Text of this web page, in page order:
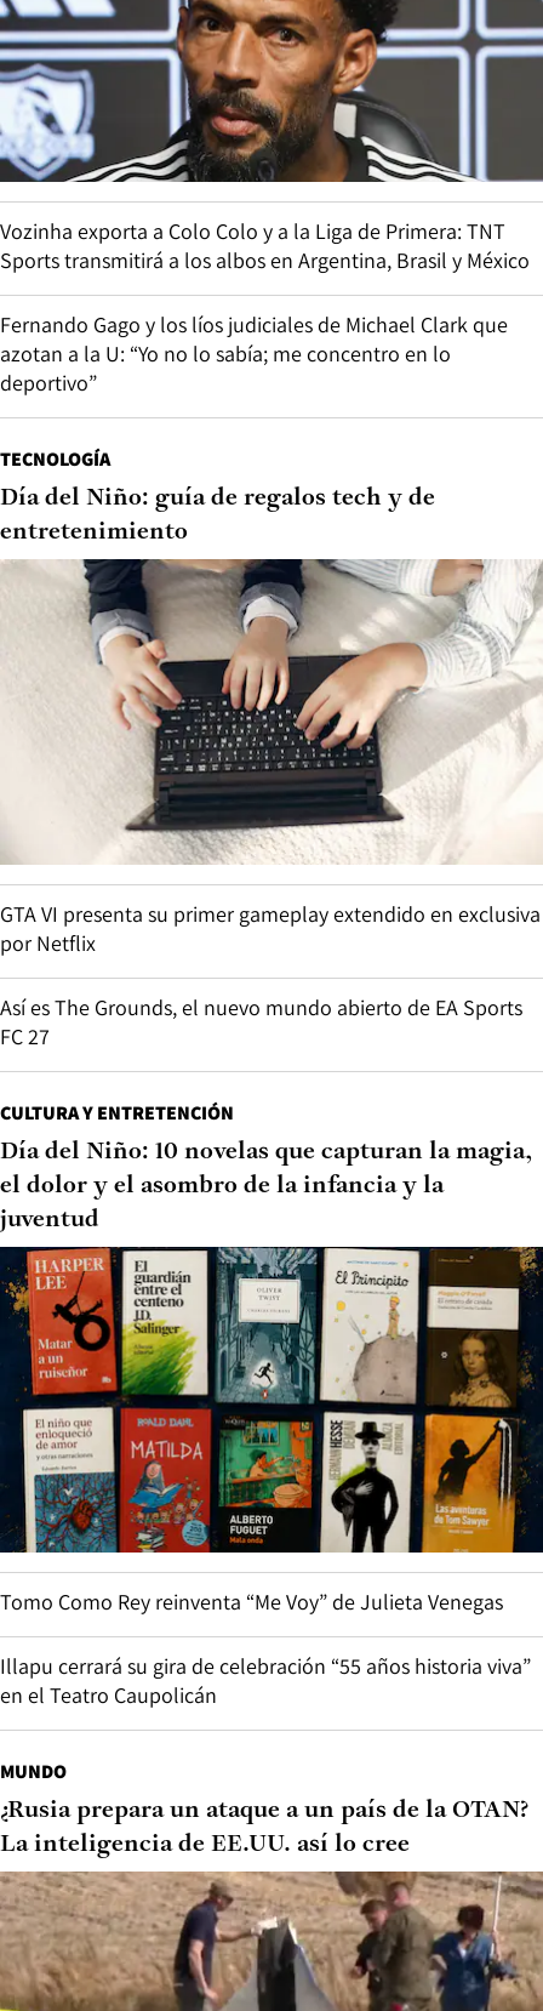
Vozinha exporta a Colo Colo y a la Liga de Primera: TNT
Sports transmitirá a los albos en Argentina, Brasil y México
Fernando Gago y los líos judiciales de Michael Clark que
azotan a la U: “Yo no lo sabía; me concentro en lo
deportivo”
TECNOLOGÍA
Día del Niño: guía de regalos tech y de
entretenimiento
GTA VI presenta su primer gameplay extendido en exclusiva
por Netflix
Así es The Grounds, el nuevo mundo abierto de EA Sports
FC 27
CULTURA Y ENTRETENCIÓN
Día del Niño: 10 novelas que capturan la magia,
el dolor y el asombro de la infancia y la
juventud
Tomo Como Rey reinventa “Me Voy” de Julieta Venegas
Illapu cerrará su gira de celebración “55 años historia viva”
en el Teatro Caupolicán
MUNDO
¿Rusia prepara un ataque a un país de la OTAN?
La inteligencia de EE.UU. así lo cree